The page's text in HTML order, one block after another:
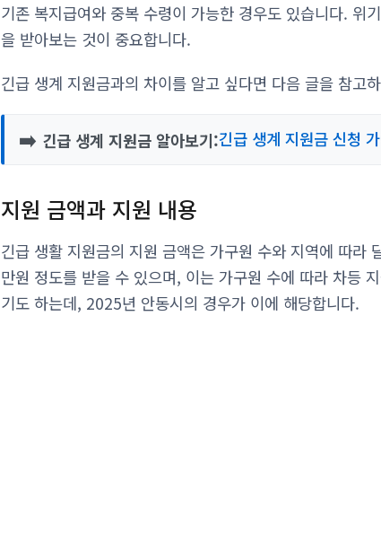
기존 복지급여와 중복 수령이 가능한 경우도 있습니다. 위
을 받아보는 것이 중요합니다.
긴급 생계 지원금과의 차이를 알고 싶다면 다음 글을 참고
➡️ 긴급 생계 지원금 알아보기:긴급 생계 지원금 신청
지원 금액과 지원 내용
긴급 생활 지원금의 지원 금액은 가구원 수와 지역에 따라
만원 정도를 받을 수 있으며, 이는 가구원 수에 따라 차등
기도 하는데, 2025년 안동시의 경우가 이에 해당합니다.